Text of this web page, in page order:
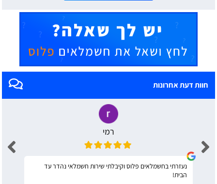
חוות דעת אחרונות
רמי
נעזרתי בחשמלאים פלוס וקיבלתי שירות חשמלאי נהדר עד
הבית!